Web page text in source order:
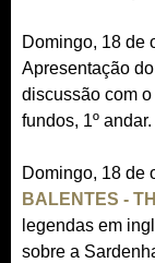
Domingo, 18 de
Apresentação
discussão com
fundos, 1º andar.
Domingo, 18 de
BALENTES -
legendas em
sobre a